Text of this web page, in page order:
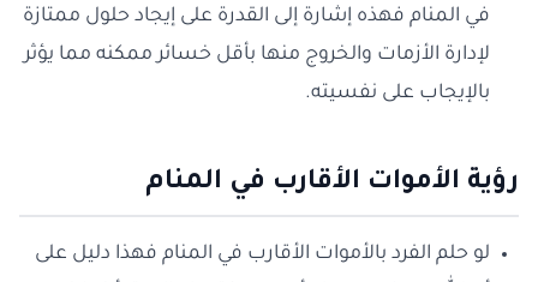
في المنام فهذه إشارة إلى القدرة على إيجاد حلول ممتازة
لإدارة الأزمات والخروج منها بأقل خسائر ممكنه مما يؤثر
بالإيجاب على نفسيته.
رؤية الأموات الأقارب في المنام
لو حلم الفرد بالأموات الأقارب في المنام فهذا دليل على